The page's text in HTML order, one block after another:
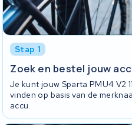
Stap 1
Zoek en bestel jouw
Je kunt jouw Sparta PMU4 V2
vinden op basis van de
accu.